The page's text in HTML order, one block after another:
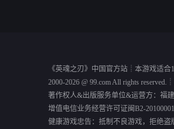
《英魂之刃》中国官方站┊本游戏适合
2000-2026 @ 99.comAll rights reserved.┊
著作权人&出版服务单位&运营方：福
增值电信业务经营许可证闽B2-20100001
健康游戏忠告：抵制不良游戏，拒绝